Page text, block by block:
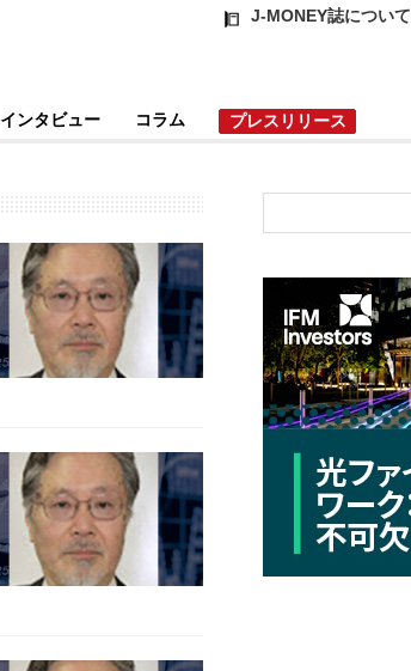
J-MONEY誌について
インタビュー コラム プレスリリース